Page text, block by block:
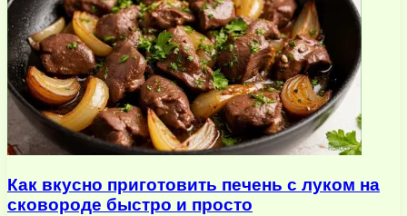
Как вкусно приготовить печень с луком на
сковороде быстро и просто